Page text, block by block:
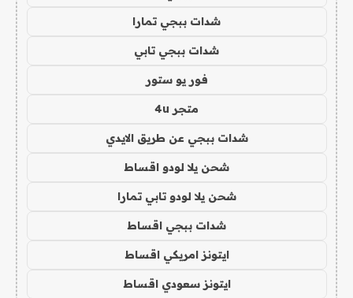
شدات ببجي تمارا
شدات ببجي تابي
فور يو ستور
متجر 4u
شدات ببجي عن طريق الايدي
شحن يلا لودو اقساط
شحن يلا لودو تابي تمارا
شدات ببجي اقساط
ايتونز امريكي اقساط
ايتونز سعودي اقساط